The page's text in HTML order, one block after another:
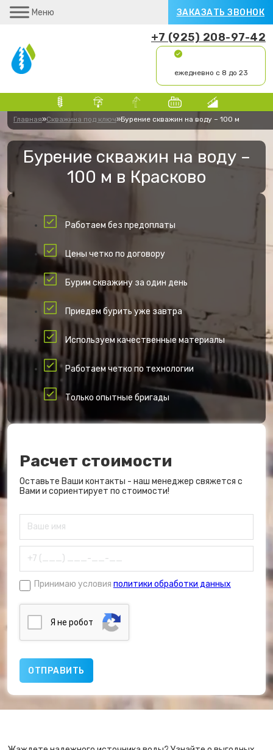
Меню ЗАКАЗАТЬ ЗВОНОК
+7 (925) 208-97-42
ежедневно с 8 до 23
Главная»Скважина под ключ»Бурение скважин на воду – 100 м
Бурение скважин на воду –
100 м в Красково
Работаем без предоплаты
Цены четко по договору
Бурим скважину за один день
Приедем бурить уже завтра
Используем качественные материалы
Работаем четко по технологии
Только опытные бригады
Расчет стоимости
Оставьте Ваши контакты - наш менеджер свяжется с
Вами и сориентирует по стоимости!
Принимаю условия политики обработки данных
Я нe poбoт